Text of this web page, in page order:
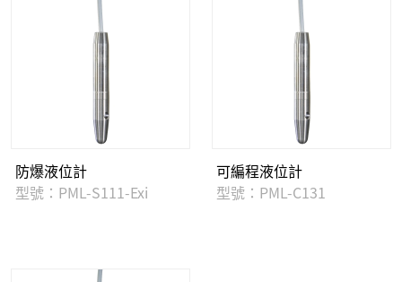
防爆液位計
型號：PML-S111-Exi
可編程液位計
型號：PML-C131